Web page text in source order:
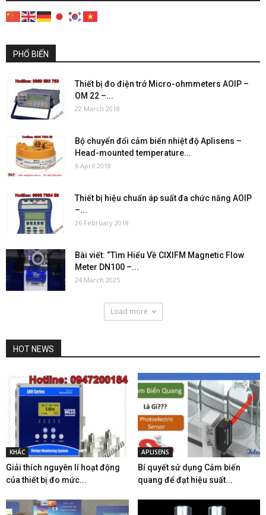
PHỔ BIẾN
Thiết bị đo điện trở Micro-ohmmeters AOIP –
OM 22 –...
22 March 2018
Bộ chuyển đổi cảm biến nhiệt độ Aplisens –
Head-mounted temperature...
6 April 2018
Thiết bị hiệu chuẩn áp suất đa chức năng AOIP
–...
26 February 2018
Bài viết: “Tìm Hiểu Về CIXIFM Magnetic Flow
Meter DN100 –...
24 March 2025
Load more
HOT NEWS
KHÁC
Giải thích nguyên lí hoạt động
của thiết bị đo mức...
APLISENS
Bí quyết sử dụng Cảm biến
quang để đạt hiệu suất...